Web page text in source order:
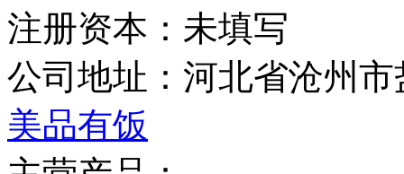
注册资本： 未填写
公司地址： 河北省沧州
美品有饭